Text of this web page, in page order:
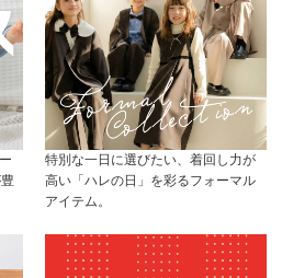
特別な一日に選びたい、着回し力が
高い「ハレの日」を彩るフォーマル
アイテム。